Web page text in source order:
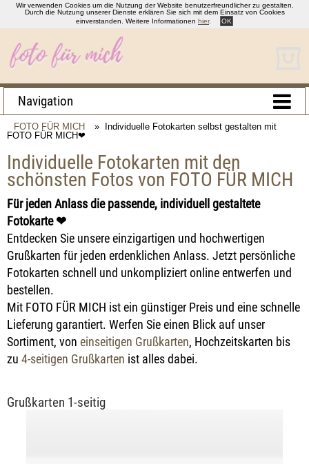
Wir verwenden Cookies um die Nutzung der Website benutzerfreundlicher zu gestalten.
Durch die Nutzung unserer Dienste erklären Sie sich mit dem Einsatz von Cookies
einverstanden. Weitere Informationen hier. OK
Navigation
FOTO FÜR MICH
» Individuelle Fotokarten selbst gestalten mit
FOTO FÜR MICH❤
Individuelle Fotokarten mit den
schönsten Fotos von FOTO FÜR MICH
Für jeden Anlass die passende, individuell gestaltete
Fotokarte ❤
Entdecken Sie unsere einzigartigen und hochwertigen
Grußkarten für jeden erdenklichen Anlass. Jetzt persönliche
Fotokarten schnell und unkompliziert online entwerfen und
bestellen.
Mit FOTO FÜR MICH ist ein günstiger Preis und eine schnelle
Lieferung garantiert. Werfen Sie einen Blick auf unser
Sortiment, von einseitigen Grußkarten, Hochzeitskarten bis
zu 4-seitigen Grußkarten ist alles dabei.
Grußkarten 1-seitig